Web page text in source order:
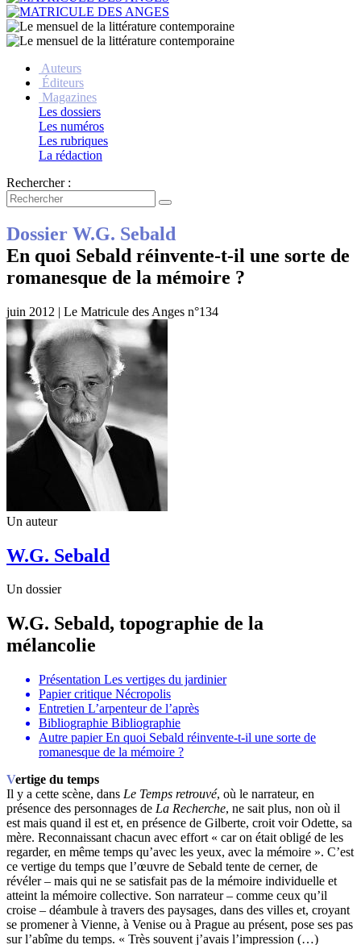
Auteurs
Éditeurs
Magazines
Les dossiers
Les numéros
Les rubriques
La rédaction
Rechercher :
Dossier W.G. Sebald
En quoi Sebald réinvente-t-il une sorte de
romanesque de la mémoire ?
juin 2012 | Le Matricule des Anges n°134
Un auteur
W.G. Sebald
Un dossier
W.G. Sebald, topographie de la
mélancolie
Présentation Les vertiges du jardinier
Papier critique Nécropolis
Entretien L’arpenteur de l’après
Bibliographie Bibliographie
Autre papierEn quoi Sebald réinvente-t-il une sorte de
romanesque de la mémoire ?
Vertige du temps
Il y a cette scène, dans Le Temps retrouvé, où le narrateur, en
présence des personnages de La Recherche, ne sait plus, non où il
est mais quand il est et, en présence de Gilberte, croit voir Odette, sa
mère. Reconnaissant chacun avec effort « car on était obligé de les
regarder, en même temps qu’avec les yeux, avec la mémoire ». C’est
ce vertige du temps que l’œuvre de Sebald tente de cerner, de
révéler – mais qui ne se satisfait pas de la mémoire individuelle et
atteint la mémoire collective. Son narrateur – comme ceux qu’il
croise – déambule à travers des paysages, dans des villes et, croyant
se promener à Vienne, à Venise ou à Prague au présent, pose ses pas
sur l’abîme du temps. « Très souvent j’avais l’impression (…)